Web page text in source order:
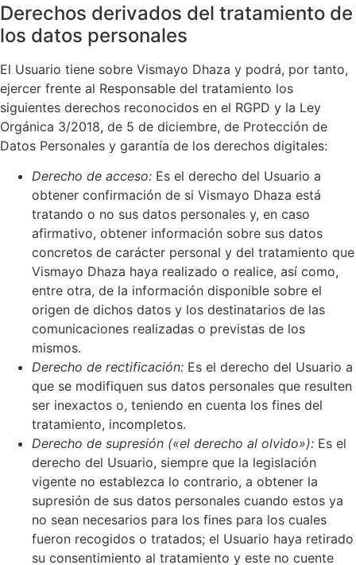
Derechos derivados del tratamiento de
los datos personales
El Usuario tiene sobre Vismayo Dhaza y podrá, por tanto,
ejercer frente al Responsable del tratamiento los
siguientes derechos reconocidos en el RGPD y la Ley
Orgánica 3/2018, de 5 de diciembre, de Protección de
Datos Personales y garantía de los derechos digitales:
Derecho de acceso: Es el derecho del Usuario a
obtener confirmación de si Vismayo Dhaza está
tratando o no sus datos personales y, en caso
afirmativo, obtener información sobre sus datos
concretos de carácter personal y del tratamiento que
Vismayo Dhaza haya realizado o realice, así como,
entre otra, de la información disponible sobre el
origen de dichos datos y los destinatarios de las
comunicaciones realizadas o previstas de los
mismos.
Derecho de rectificación: Es el derecho del Usuario a
que se modifiquen sus datos personales que resulten
ser inexactos o, teniendo en cuenta los fines del
tratamiento, incompletos.
Derecho de supresión («el derecho al olvido»): Es el
derecho del Usuario, siempre que la legislación
vigente no establezca lo contrario, a obtener la
supresión de sus datos personales cuando estos ya
no sean necesarios para los fines para los cuales
fueron recogidos o tratados; el Usuario haya retirado
su consentimiento al tratamiento y este no cuente